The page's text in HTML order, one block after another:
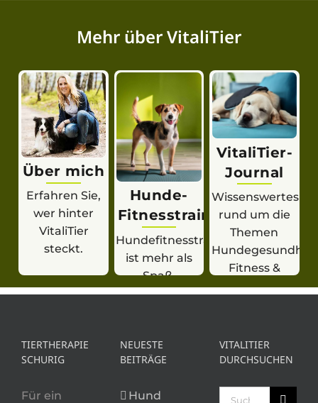
Mehr über VitaliTier
Über mich
Erfahren Sie,
wer hinter
VitaliTier
steckt.
Hunde-
Fitnesstraining
Hundefitnesstraining
ist mehr als
Spaß.
VitaliTier-
Journal
Wissenswertes
rund um die
Themen
Fitness &
Training.
TIERTHERAPIE
SCHURIG
Für ein
NEUESTE
BEITRÄGE
Hund
VITALITIER
DURCHSUCHEN
Suche